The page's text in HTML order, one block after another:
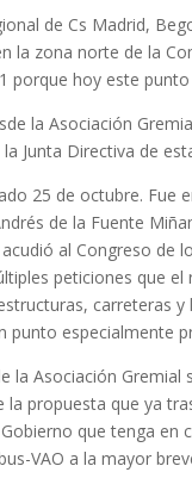
de Cs Madrid,
la zona norte de la
porque hoy este
la Asociación
Junta Directiva de
25 de octubre. Fue
de la Fuente
al Congreso de
peticiones que
carreteras y
punto especialmente
la Asociación
la propuesta que ya
que tenga en
VAO a la mayor